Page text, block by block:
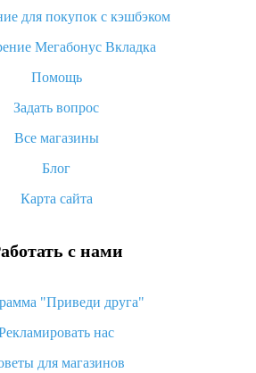
что это за метод доставки и
его отслеживать
оптом на Алиэкспресс
не пришел товар с Алиэкспресс
возврата денег
для покупок с кэшбэком
Мегабонус Вкладка
Помощь
Задать вопрос
Все магазины
Блог
Карта сайта
с нами
"Приведи друга"
нас
для магазинов